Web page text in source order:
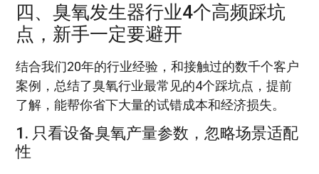
四、臭氧发生器行业4个高频踩坑
点，新手一定要避开
结合我们20年的行业经验，和接触过的数千个客户
案例，总结了臭氧行业最常见的4个踩坑点，提前
了解，能帮你省下大量的试错成本和经济损失。
1. 只看设备臭氧产量参数，忽略场景适配
性